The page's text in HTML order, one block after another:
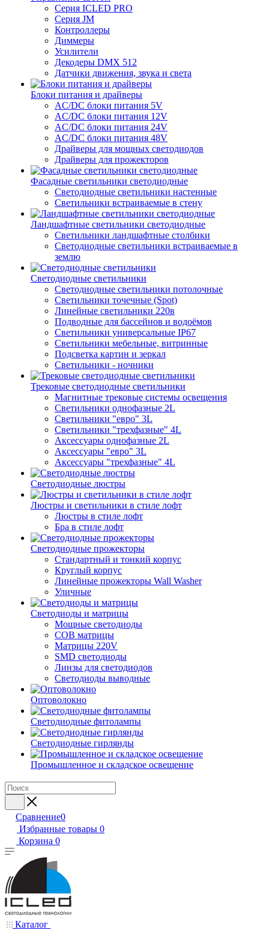
Серия ICLED PRO
Серия JM
Контроллеры
Диммеры
Усилители
Декодеры DMX 512
Датчики движения, звука и света
Блоки питания и драйверы
AC/DC блоки питания 5V
AC/DC блоки питания 12V
AC/DC блоки питания 24V
AC/DC блоки питания 48V
Драйверы для мощных светодиодов
Драйверы для прожекторов
Фасадные светильники светодиодные
Светодиодные светильники настенные
Светильники встраиваемые в стену
Ландшафтные светильники светодиодные
Светильники ландшафтные столбики
Светодиодные светильники встраиваемые в
землю
Светодиодные светильники
Светодиодные светильники потолочные
Светильники точечные (Spot)
Линейные светильники 220в
Подводные для бассейнов и водоёмов
Светильники универсальные IP67
Светильники мебельные, витринные
Подсветка картин и зеркал
Светильники - ночники
Трековые светодиодные светильники
Магнитные трековые системы освещения
Светильники однофазные 2L
Светильники "евро" 3L
Светильники "трехфазные" 4L
Аксессуары однофазные 2L
Аксессуары "евро" 3L
Аксессуары "трехфазные" 4L
Светодиодные люстры
Люстры и светильники в стиле лофт
Люстры в стиле лофт
Бра в стиле лофт
Светодиодные прожекторы
Стандартный и тонкий корпус
Круглый корпус
Линейные прожекторы Wall Washer
Уличные
Светодиоды и матрицы
Мощные светодиоды
COB матрицы
Матрицы 220V
SMD светодиоды
Линзы для светодиодов
Светодиоды выводные
Оптоволокно
Светодиодные фитолампы
Светодиодные гирлянды
Промышленное и складское освещение
Сравнение0
Избранные товары 0
Корзина 0
Каталог